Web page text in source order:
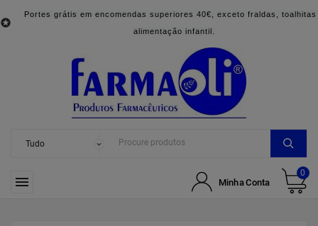

Portes grátis em encomendas superiores 40€, exceto fraldas, toalhitas
alimentação infantil.
 Minha Conta
0